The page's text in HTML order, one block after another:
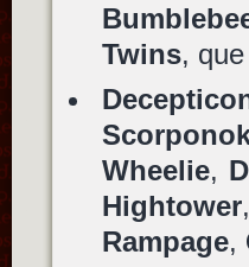
Twins,
Wheelie,
Hightower
Rampage,